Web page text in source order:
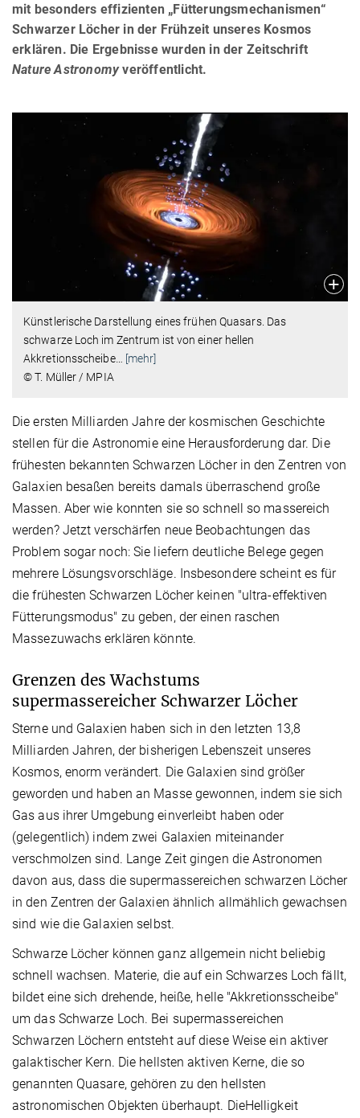
mit besonders effizienten „Fütterungsmechanismen“
Schwarzer Löcher in der Frühzeit unseres Kosmos
erklären. Die Ergebnisse wurden in der Zeitschrift
Nature Astronomyveröffentlicht.
Künstlerische Darstellung eines frühen Quasars. Das
schwarze Loch im Zentrum ist von einer hellen
Akkretionsscheibe…
[mehr]
© T. Müller / MPIA
Die ersten Milliarden Jahre der kosmischen Geschichte
stellen für die Astronomie eine Herausforderung dar. Die
frühesten bekannten Schwarzen Löcher in den Zentren von
Galaxien besaßen bereits damals überraschend große
Massen. Aber wie konnten sie so schnell so massereich
werden? Jetzt verschärfen neue Beobachtungen das
Problem sogar noch: Sie liefern deutliche Belege gegen
mehrere Lösungsvorschläge. Insbesondere scheint es für
die frühesten Schwarzen Löcher keinen "ultra-effektiven
Fütterungsmodus" zu geben, der einen raschen
Massezuwachs erklären könnte.
Grenzen des Wachstums
supermassereicher Schwarzer Löcher
Sterne und Galaxien haben sich in den letzten 13,8
Milliarden Jahren, der bisherigen Lebenszeit unseres
Kosmos, enorm verändert. Die Galaxien sind größer
geworden und haben an Masse gewonnen, indem sie sich
Gas aus ihrer Umgebung einverleibt haben oder
(gelegentlich) indem zwei Galaxien miteinander
verschmolzen sind. Lange Zeit gingen die Astronomen
davon aus, dass die supermassereichen schwarzen Löcher
in den Zentren der Galaxien ähnlich allmählich gewachsen
sind wie die Galaxien selbst.
Schwarze Löcher können ganz allgemein nicht beliebig
schnell wachsen. Materie, die auf ein Schwarzes Loch fällt,
bildet eine sich drehende, heiße, helle "Akkretionsscheibe"
um das Schwarze Loch. Bei supermassereichen
Schwarzen Löchern entsteht auf diese Weise ein aktiver
galaktischer Kern. Die hellsten aktiven Kerne, die so
genannten Quasare, gehören zu den hellsten
astronomischen Objekten überhaupt. DieHelligkeit